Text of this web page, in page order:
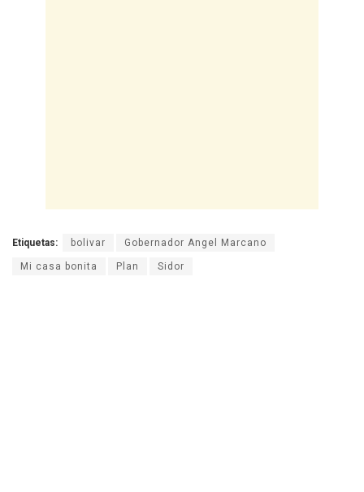
Etiquetas: bolivar Gobernador Angel Marcano
Mi casa bonita Plan Sidor